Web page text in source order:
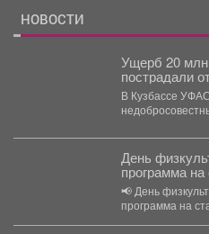
НОВОСТИ
Ущерб 20
пострадали
В Кузбассе
школы...
День
программа
📢 День
программа на